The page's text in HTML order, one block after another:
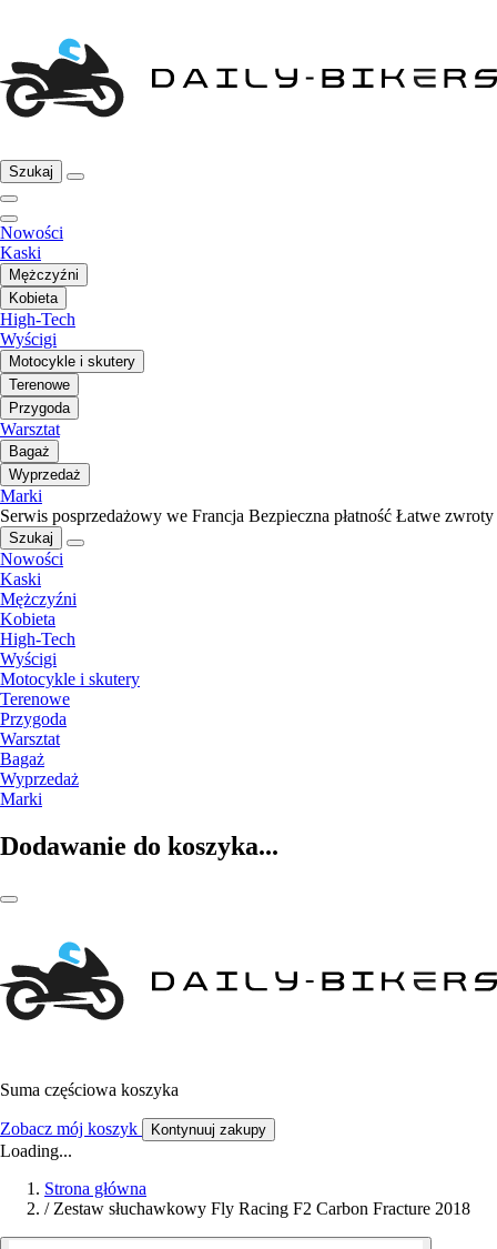
Szukaj
Nowości
Kaski
Mężczyźni
Kobieta
High-Tech
Wyścigi
Motocykle i skutery
Terenowe
Przygoda
Warsztat
Bagaż
Wyprzedaż
Marki
Serwis posprzedażowy we Francja Bezpieczna płatność Łatwe zwroty
Szukaj
Nowości
Kaski
Mężczyźni
Kobieta
High-Tech
Wyścigi
Motocykle i skutery
Terenowe
Przygoda
Warsztat
Bagaż
Wyprzedaż
Marki
Dodawanie do koszyka...
Suma częściowa koszyka
Zobacz mój koszyk Kontynuuj zakupy
Loading...
Strona główna
/ Zestaw słuchawkowy Fly Racing F2 Carbon Fracture 2018